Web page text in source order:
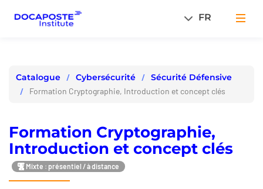
FR
Catalogue Cybersécurité Sécurité Défensive
Formation Cryptographie, Introduction et concept clés
Formation Cryptographie,
Introduction et concept clés
Mixte : présentiel / à distance